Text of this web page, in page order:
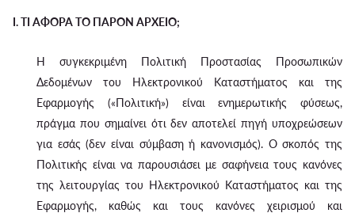
I. ΤΙ ΑΦΟΡΑ ΤΟ ΠΑΡΟΝ ΑΡΧΕΙΟ;
Η συγκεκριμένη Πολιτική Προστασίας Προσωπικών
Δεδομένων του Ηλεκτρονικού Καταστήματος και της
Εφαρμογής («Πολιτική») είναι ενημερωτικής φύσεως,
πράγμα που σημαίνει ότι δεν αποτελεί πηγή υποχρεώσεων
για εσάς (δεν είναι σύμβαση ή κανονισμός). Ο σκοπός της
Πολιτικής είναι να παρουσιάσει με σαφήνεια τους κανόνες
της λειτουργίας του Ηλεκτρονικού Καταστήματος και της
Εφαρμογής, καθώς και τους κανόνες χειρισμού και